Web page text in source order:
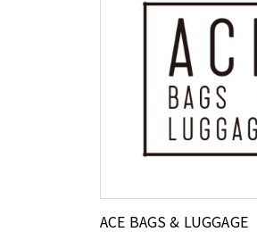
ACE BAGS & LUGGAGE